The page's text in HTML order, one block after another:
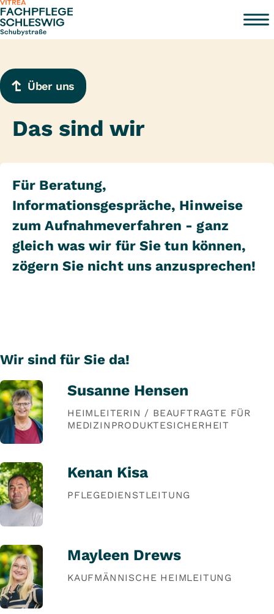
Zum Inhalt springen
Über uns
Das sind wir
Für Beratung,
Informationsgespräche, Hinweise
zum Aufnahmeverfahren - ganz
gleich was wir für Sie tun können,
zögern Sie nicht uns anzusprechen!
Wir sind für Sie da!
Susanne Hensen
HEIMLEITERIN / BEAUFTRAGTE FÜR
MEDIZINPRODUKTESICHERHEIT
Kenan Kisa
PFLEGEDIENSTLEITUNG
Mayleen Drews
KAUFMÄNNISCHE HEIMLEITUNG